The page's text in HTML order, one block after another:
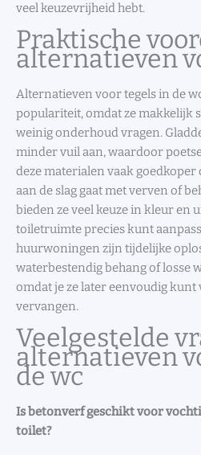
veel keuzevrijheid hebt.
Praktische
alternatieven
Alternatieven voor tegels in de
populariteit, omdat ze makkelijk
weinig onderhoud vragen.
minder vuil aan, waardoor
deze materialen vaak goedkoper
aan de slag gaat met verven of
bieden ze veel keuze in kleur en
toiletruimte precies kunt
huurwoningen zijn tijdelijke
waterbestendig behang of losse
omdat je ze later eenvoudig
vervangen.
Veelgestelde
alternatieven
de wc
Is betonverf geschikt voor
toilet?